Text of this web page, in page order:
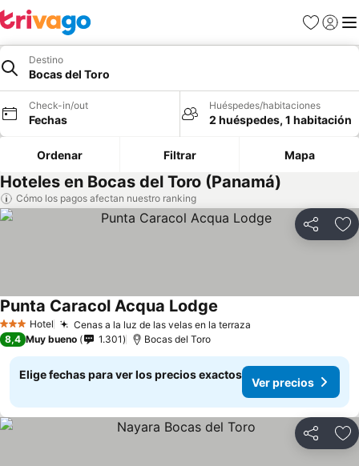
Favoritos
Iniciar
Destino
Bocas del Toro
Check-in/out
Fechas
Huéspedes/habitaciones
2 huéspedes, 1 habitación
Ordenar Filtrar Mapa
Hoteles en Bocas del Toro (Panamá)
Cómo los pagos afectan nuestro ranking
Compartir
3 Estrellas
Hotel Cenas a la luz de las velas en la terraza
Punta Caracol Acqua Lodge
8,4 Muy bueno 1.301 Bocas del Toro
Elige fechas para ver los precios exactos
Ver precios
Compartir